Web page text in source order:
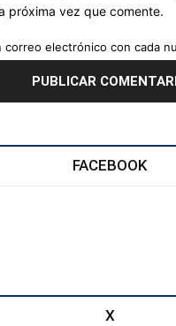
próxima vez que comente.
correo electrónico con cada
FACEBOOK
X